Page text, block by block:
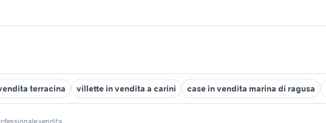
terracina villette in vendita a carini case in vendita marina di ragusa